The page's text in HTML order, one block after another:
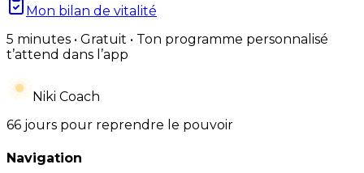
Mon bilan de vitalité
5 minutes • Gratuit • Ton programme personnalisé
t’attend dans l’app
Niki Coach
66 jours pour reprendre le pouvoir
Navigation